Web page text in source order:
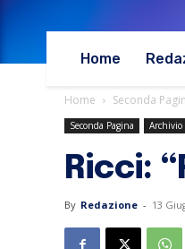
Home
Home Seconda
Seconda Pagina
Ricci:
By Redazione - 13